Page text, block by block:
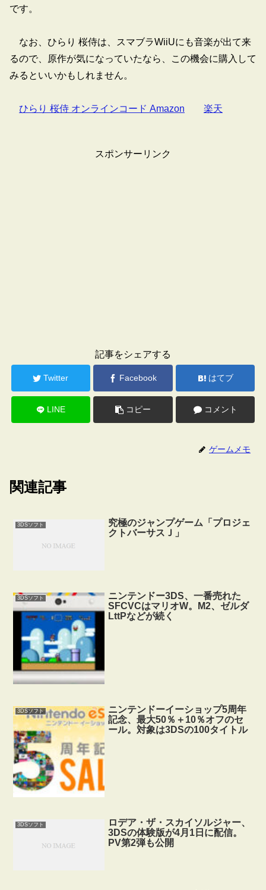
です。
なお、ひらり 桜侍は、スマブラWiiUにも音楽が出て来
るので、原作が気になっていたなら、この機会に購入して
みるといいかもしれません。
ひらり 桜侍 オンラインコード Amazon 楽天
スポンサーリンク
記事をシェアする
Twitter Facebook はてブ
LINE コピー コメント
ゲームメモ
関連記事
3DSソフト
究極のジャンプゲーム「プロジェ
クトバーサスＪ」
3DSソフト
ニンテンドー3DS、一番売れた
SFCVCはマリオW。M2、ゼルダ
LttPなどが続く
3DSソフト
ニンテンドーイーショップ5周年
記念、最大50％＋10％オフのセ
ール。対象は3DSの100タイトル
3DSソフト
ロデア・ザ・スカイソルジャー、
3DSの体験版が4月1日に配信。
PV第2弾も公開